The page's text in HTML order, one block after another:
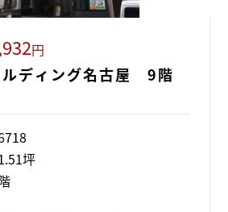
円
ルディング名古屋 9階
坪